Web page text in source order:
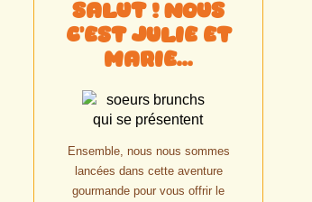
Salut ! Nous
c'est Julie et
Marie...
Ensemble, nous nous sommes
lancées dans cette aventure
gourmande pour vous offrir le